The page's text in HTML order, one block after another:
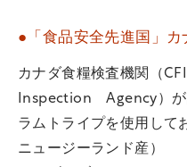
●「食品安全先進国」カ
カナダ食糧検査機関（
Inspection Agency）が
ラムトライプを使用して
ニュージーランド産）